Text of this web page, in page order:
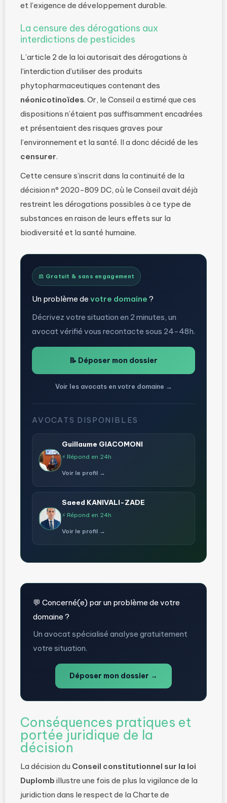
et l’exigence de développement durable.
La censure des dérogations aux
interdictions de pesticides
L’article 2 de la loi autorisait des dérogations à
l’interdiction d’utiliser des produits
phytopharmaceutiques contenant des
néonicotinoïdes. Or, le Conseil a estimé que ces
dispositions n’étaient pas suffisamment encadrées
et présentaient des risques graves pour
l’environnement et la santé. Il a donc décidé de les
censurer.
Cette censure s’inscrit dans la continuité de la
décision n° 2020-809 DC, où le Conseil avait déjà
restreint les dérogations possibles à ce type de
substances en raison de leurs effets sur la
biodiversité et la santé humaine.
⚖️ Gratuit & sans engagement
Un problème de votre domaine ?
Décrivez votre situation en 2 minutes, un
avocat vérifié vous recontacte sous 24-48h.
📝 Déposer mon dossier
Voir les avocats en votre domaine →
AVOCATS DISPONIBLES
Guillaume GIACOMONI
⚡ Répond en 24h
Voir le profil →
Saeed KANIVALI-ZADE
⚡ Répond en 24h
Voir le profil →
💬 Concerné(e) par un problème de votre
domaine ?
Un avocat spécialisé analyse gratuitement
votre situation.
Déposer mon dossier →
Conséquences pratiques et
portée juridique de la
décision
La décision du Conseil constitutionnel sur la loi
Duplomb illustre une fois de plus la vigilance de la
juridiction dans le respect de la Charte de